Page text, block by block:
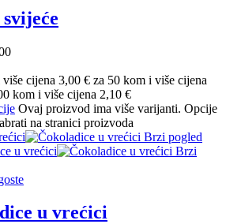
cijena 3,00 € za 50 kom i više cijena
kom i više cijena 2,10 €
Ovaj proizvod ima više varijanti. Opcije
na stranici proizvoda
Brzi pogled
Brzi
u vrećici